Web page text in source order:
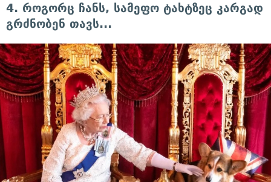
4. როგორც ჩანს, სამეფო ტახტზეც კარგად
გრძნობენ თავს...